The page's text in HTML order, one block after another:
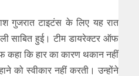
गुजरात टाइटंस के लिए यह रात
साबित हुई। टीम डायरेक्टर ऑफ
कि हार का कारण थकान नहीं
को स्वीकार नहीं करती। उन्होंने